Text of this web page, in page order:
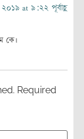
২০১৯ at ৯:২২ পূর্বাহ্ণ
কে।
Required